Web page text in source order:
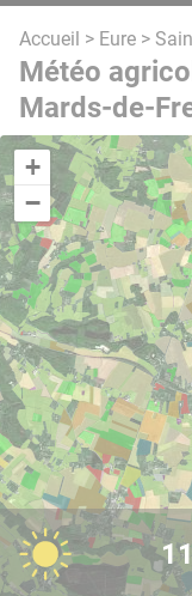
Accueil > Eure >
Météo
Mards-de-
+
−